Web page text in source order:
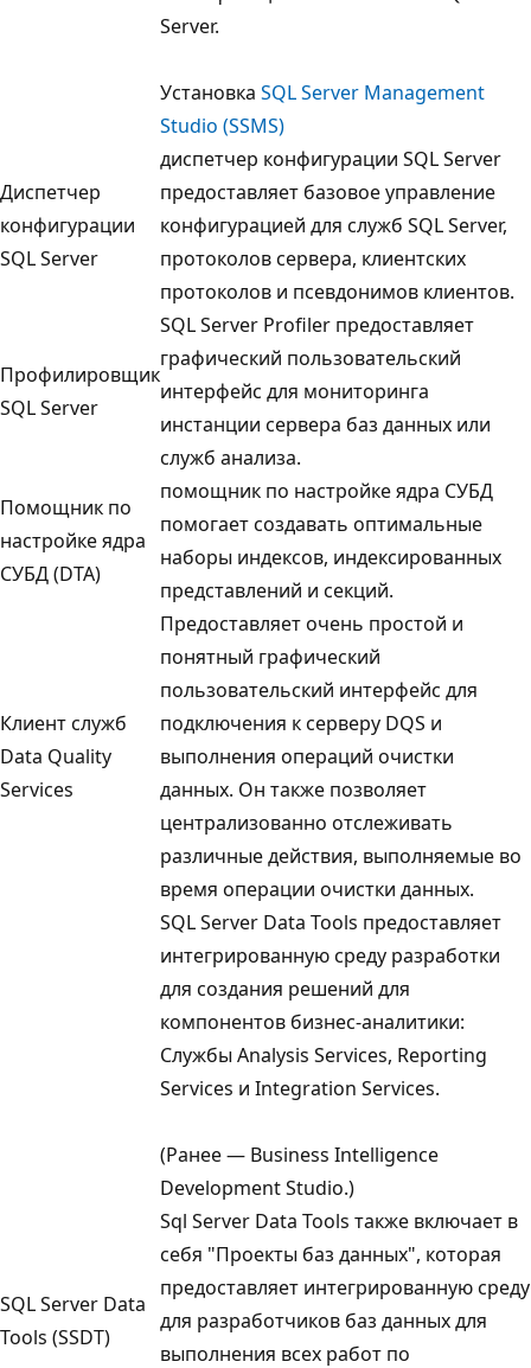
Server.
Установка SQL Server Management
Studio (SSMS)
Диспетчер
конфигурации
SQL Server
диспетчер конфигурации SQL Server
предоставляет базовое управление
конфигурацией для служб SQL Server,
протоколов сервера, клиентских
протоколов и псевдонимов клиентов.
Профилировщик
SQL Server
SQL Server Profiler предоставляет
графический пользовательский
интерфейс для мониторинга
инстанции сервера баз данных или
служб анализа.
Помощник по
настройке ядра
СУБД (DTA)
помощник по настройке ядра СУБД
помогает создавать оптимальные
наборы индексов, индексированных
представлений и секций.
Клиент служб
Data Quality
Services
Предоставляет очень простой и
понятный графический
пользовательский интерфейс для
подключения к серверу DQS и
выполнения операций очистки
данных. Он также позволяет
централизованно отслеживать
различные действия, выполняемые во
время операции очистки данных.
SQL Server Data
Tools (SSDT)
SQL Server Data Tools предоставляет
интегрированную среду разработки
для создания решений для
компонентов бизнес-аналитики:
Службы Analysis Services, Reporting
Services и Integration Services.
(Ранее — Business Intelligence
Development Studio.)
Sql Server Data Tools также включает в
себя "Проекты баз данных", которая
предоставляет интегрированную среду
для разработчиков баз данных для
выполнения всех работ по